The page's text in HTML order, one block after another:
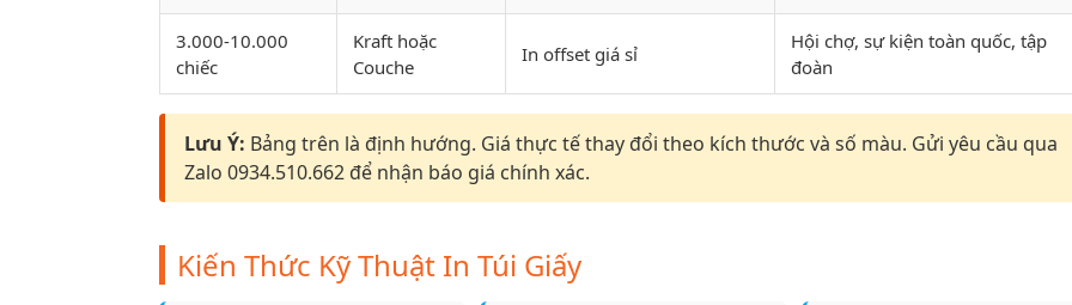
3.000-10.000
chiếc
Kraft hoặc
Couche
In offset giá sỉ
Hội chợ, sự kiện toàn quốc, tập
đoàn
Lưu Ý: Bảng trên là định hướng. Giá thực tế thay đổi theo kích thước và số màu. Gửi yêu cầu qua
Zalo 0934.510.662 để nhận báo giá chính xác.
Kiến Thức Kỹ Thuật In Túi Giấy